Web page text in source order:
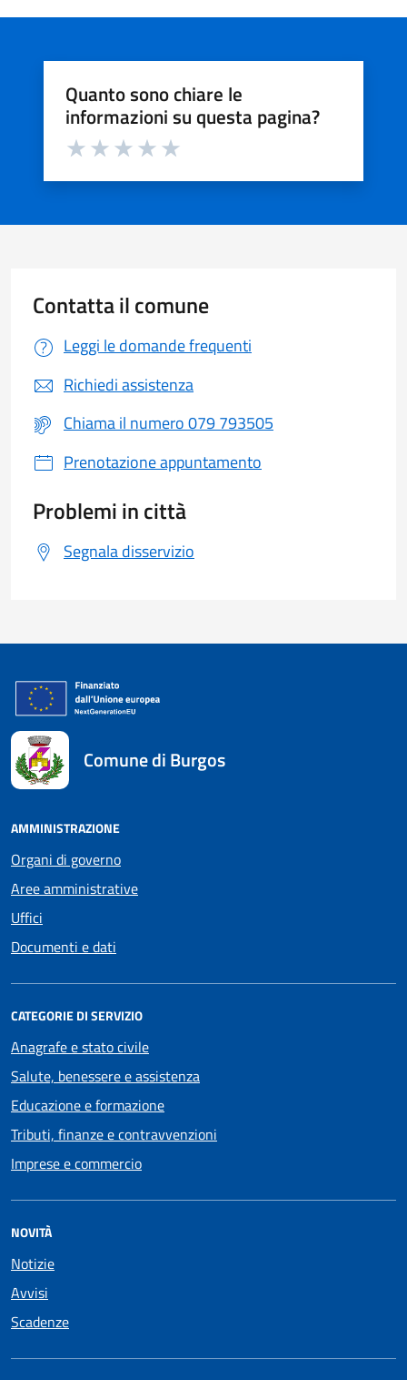
Quanto sono chiare le
informazioni su questa pagina?
Valuta da 1 a 5 stelle la pagina
Contatta il comune
Leggi le domande frequenti
Richiedi assistenza
Chiama il numero 079 793505
Prenotazione appuntamento
Problemi in città
Segnala disservizio
Comune di Burgos
AMMINISTRAZIONE
Organi di governo
Aree amministrative
Uffici
Documenti e dati
CATEGORIE DI SERVIZIO
Anagrafe e stato civile
Salute, benessere e assistenza
Educazione e formazione
Tributi, finanze e contravvenzioni
Imprese e commercio
NOVITÀ
Notizie
Avvisi
Scadenze